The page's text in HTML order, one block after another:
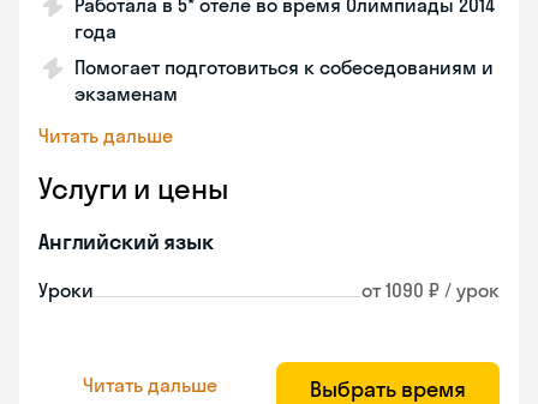
Работала в 5* отеле во время Олимпиады 2014
года
Помогает подготовиться к собеседованиям и
экзаменам
Читать дальше
Услуги и цены
Английский язык
Уроки от 1090 ₽ / урок
Читать дальше Выбрать время